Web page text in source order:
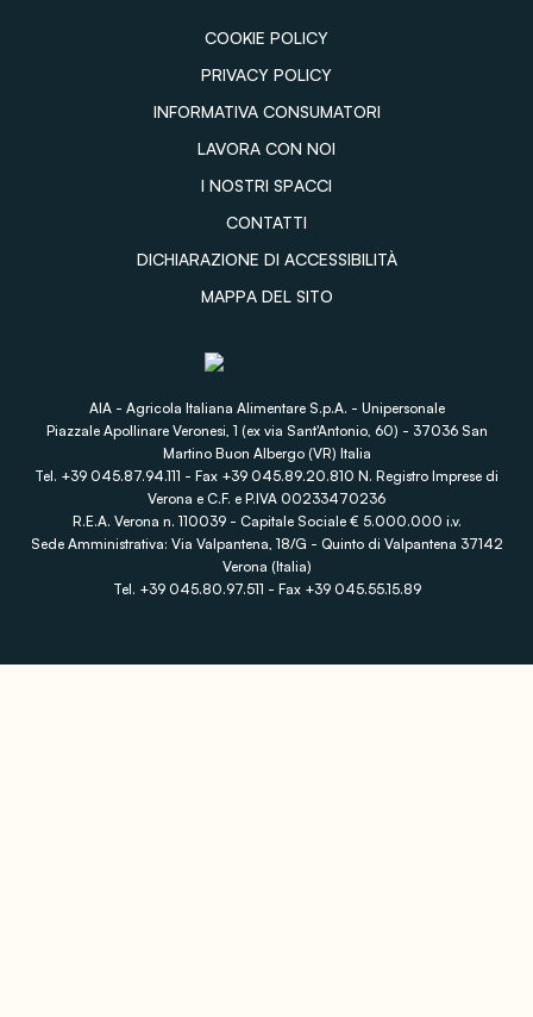
COOKIE POLICY
PRIVACY POLICY
INFORMATIVA CONSUMATORI
LAVORA CON NOI
I NOSTRI SPACCI
CONTATTI
DICHIARAZIONE DI ACCESSIBILITÀ
MAPPA DEL SITO
AIA - Agricola Italiana Alimentare S.p.A. - Unipersonale
Piazzale Apollinare Veronesi, 1 (ex via Sant'Antonio, 60) - 37036 San
Martino Buon Albergo (VR) Italia
Tel. +39 045.87.94.111 - Fax +39 045.89.20.810 N. Registro Imprese di
Verona e C.F. e P.IVA 00233470236
R.E.A. Verona n. 110039 - Capitale Sociale € 5.000.000 i.v.
Sede Amministrativa: Via Valpantena, 18/G - Quinto di Valpantena 37142
Verona (Italia)
Tel. +39 045.80.97.511 - Fax +39 045.55.15.89